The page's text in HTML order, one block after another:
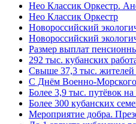
Нео Классик Оркестр.
Нео Классик Оркестр
Новороссийский
Новороссийский
Размер выплат
292 тыс. кубанских
Свыше 37,3 тыс. жителей
C Днём Военно-
Более 3,9 тыс. путёвок
Более 300 кубанских
Мероприятие добра.